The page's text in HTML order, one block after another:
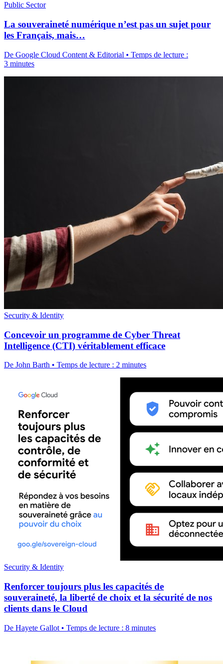
Public Sector
La souveraineté numérique n’est pas un sujet pour
les Français, mais…
De Google Cloud Content & Editorial • Temps de lecture :
3 minutes
Security & Identity
Concevoir un programme de Cyber Threat
Intelligence (CTI) véritablement efficace
De John Barth • Temps de lecture : 2 minutes
Security & Identity
Renforcer toujours plus les capacités de
souveraineté, la liberté de choix et la sécurité de nos
clients dans le Cloud
De Hayete Gallot • Temps de lecture : 8 minutes